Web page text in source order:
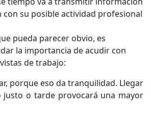
con su posible actividad profesional
pueda parecer obvio, es
la importancia de acudir con
de trabajo:
porque eso da tranquilidad. Llegar
justo o tarde provocará una mayor